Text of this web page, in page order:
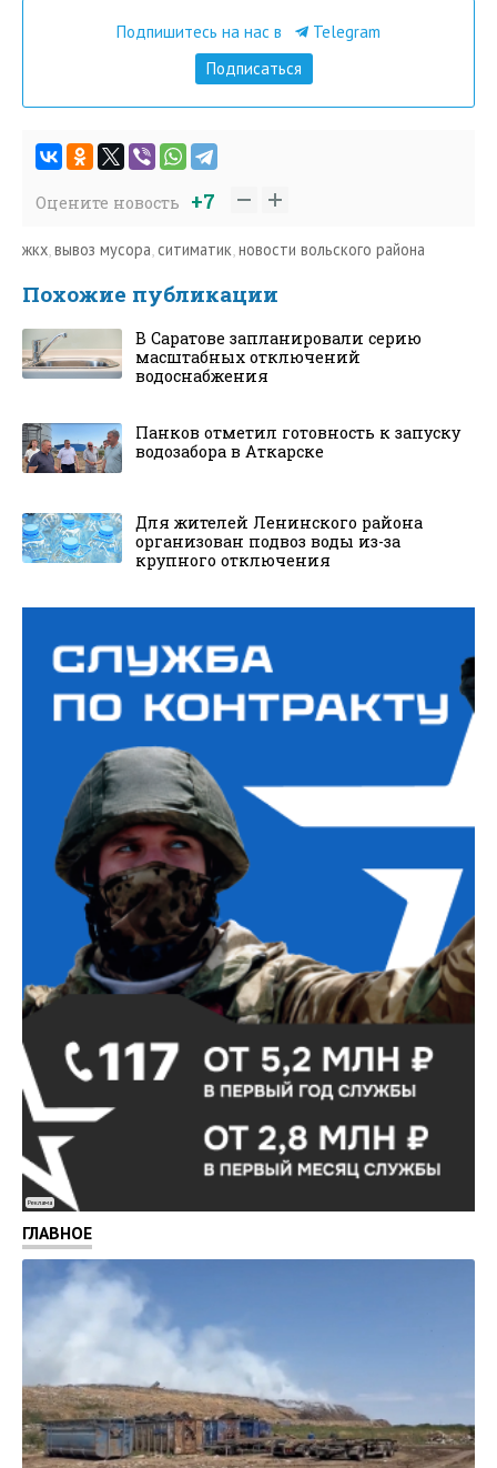
Подпишитесь на нас в
Telegram
Подписаться
Оцените новость +7
жкх вывоз мусора ситиматик новости вольского района
Похожие публикации
В Саратове запланировали серию
масштабных отключений
водоснабжения
Панков отметил готовность к запуску
водозабора в Аткарске
Для жителей Ленинского района
организован подвоз воды из-за
крупного отключения
Реклама
ГЛАВНОЕ